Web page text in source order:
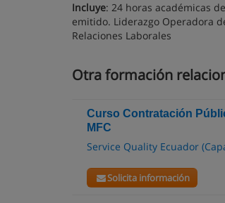
Incluye: 24 horas académicas
emitido. Liderazgo Operadora
Relaciones Laborales
Otra formación
Curso Contratación
MFC
Service Quality Ecuador
Solicita información